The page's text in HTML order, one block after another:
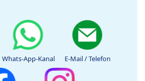
Whats-App-Kanal E-Mail / Telefon